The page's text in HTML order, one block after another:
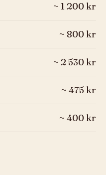
~ 1 200 kr
~ 800 kr
~ 2 530 kr
~ 475 kr
~ 400 kr